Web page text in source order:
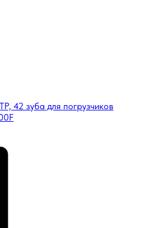
42 зуба для погрузчиков